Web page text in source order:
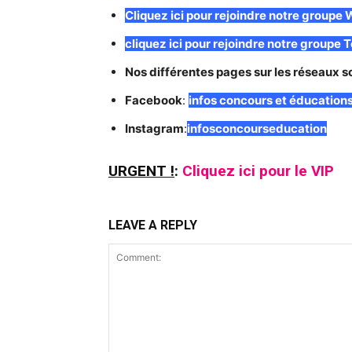
Cliquez ici pour rejoindre notre groupe
cliquez ici pour rejoindre notre groupe
Nos différentes pages sur les réseaux
Facebook: infos concours et
Instagram:infosconcourseducation
URGENT !: Cliquez ici pour le VIP
LEAVE A REPLY